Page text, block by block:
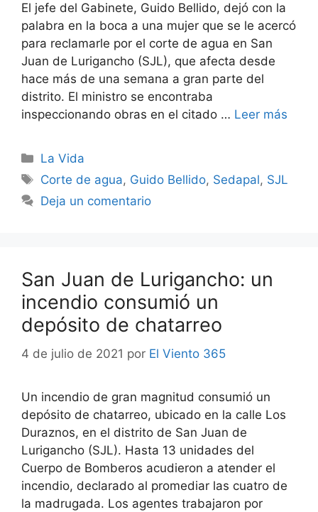
El jefe del Gabinete, Guido Bellido, dejó con la
palabra en la boca a una mujer que se le acercó
para reclamarle por el corte de agua en San
Juan de Lurigancho (SJL), que afecta desde
hace más de una semana a gran parte del
distrito. El ministro se encontraba
inspeccionando obras en el citado … Leer más
Categorías
La Vida
Etiquetas
Corte de agua, Guido Bellido, Sedapal, SJL
Deja un comentario
San Juan de Lurigancho: un
incendio consumió un
depósito de chatarreo
4 de julio de 2021 por El Viento 365
Un incendio de gran magnitud consumió un
depósito de chatarreo, ubicado en la calle Los
Duraznos, en el distrito de San Juan de
Lurigancho (SJL). Hasta 13 unidades del
Cuerpo de Bomberos acudieron a atender el
incendio, declarado al promediar las cuatro de
la madrugada. Los agentes trabajaron por